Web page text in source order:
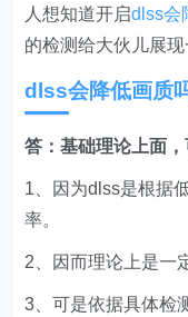
人想知道开启dlss会
的检测给大伙儿展
dlss会降低画质
答：基础理论上面
1、因为dlss是根据
率。
2、因而理论上是一
3、可是依据具体检